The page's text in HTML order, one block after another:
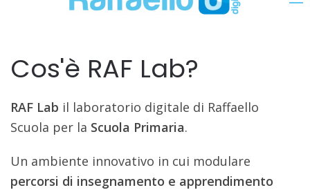
Cos'è RAF Lab?
RAF Lab il laboratorio digitale di Raffaello
Scuola per la Scuola Primaria.
Un ambiente innovativo in cui modulare
percorsi di insegnamento e apprendimento